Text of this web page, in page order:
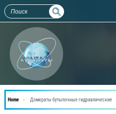
Перейти
основному
содержанию
Home Домкраты бутылочные гидравлические